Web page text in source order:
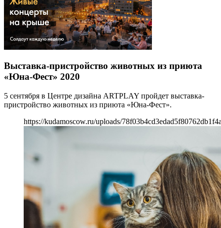
Выставка-пристройство животных из приюта
«Юна-Фест» 2020
5 сентября в Центре дизайна ARTPLAY пройдет выставка-
пристройство животных из приюта «Юна-Фест».
https://kudamoscow.ru/uploads/